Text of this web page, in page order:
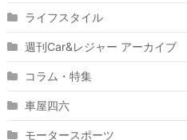
ライフスタイル
週刊Car&レジャー アーカイブ
コラム・特集
車屋四六
モータースポーツ